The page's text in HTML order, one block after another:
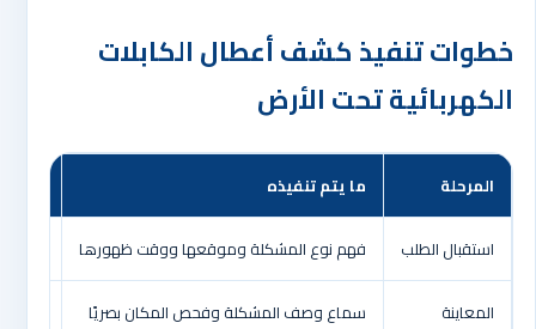
خطوات تنفيذ كشف أعطال الكابلات
الكهربائية تحت الأرض
المرحلة ما يتم تنفيذه
استقبال الطلب فهم نوع المشكلة وموقعها ووقت ظهورها
المعاينة سماع وصف المشكلة وفحص المكان بصريًا